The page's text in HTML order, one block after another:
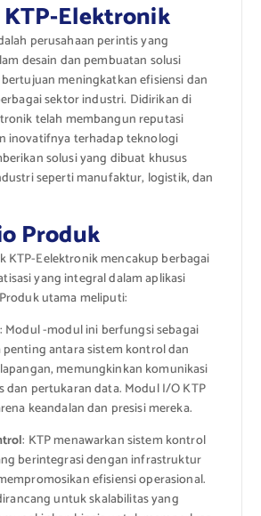
Elektronik
perusahaan perintis yang
desain dan pembuatan solusi
meningkatkan efisiensi dan
sektor industri. Didirikan di
telah membangun reputasi
inovatifnya terhadap teknologi
solusi yang dibuat khusus
seperti manufaktur, logistik, dan
Produk
KTP-Eelektronik mencakup berbagai
yang integral dalam aplikasi
utama meliputi:
: Modul -modul ini berfungsi sebagai
antara sistem kontrol dan
memungkinkan komunikasi
dan pertukaran data. Modul I/O KTP
keandalan dan presisi mereka.
: KTP menawarkan sistem kontrol
berintegrasi dengan infrastruktur
efisiensi operasional.
untuk skalabilitas yang